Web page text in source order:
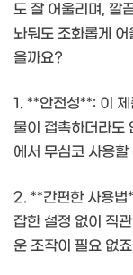
도 잘 어울리며, 깔
놔둬도 조화롭게
을까요?
1. **안전성**: 이
물이 접촉하더라도
에서 무심코 사용할
2. **간편한 사용법
잡한 설정 없이 직
운 조작이 필요 없